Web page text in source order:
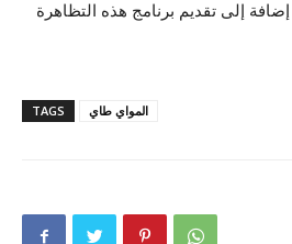
إلى تقديم برنامج هذه التظاهرة
TAGS المواي طاي